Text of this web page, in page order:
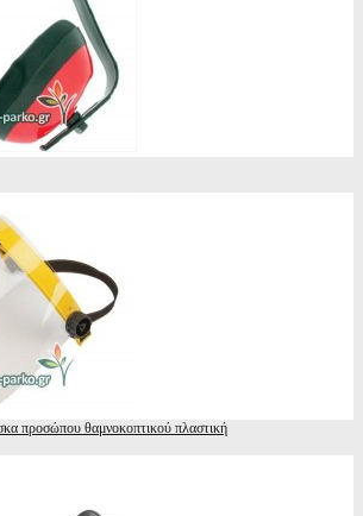
προσώπου θαμνοκοπτικού πλαστική